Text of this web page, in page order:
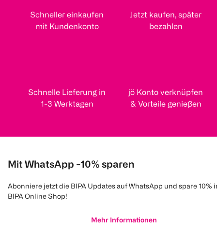
Schneller einkaufen
mit Kundenkonto
Jetzt kaufen, später
bezahlen
Schnelle Lieferung in
1-3 Werktagen
jö Konto verknüpfen
& Vorteile genießen
Mit WhatsApp -10% sparen
Abonniere jetzt die BIPA Updates auf WhatsApp und spare 10%
BIPA Online Shop!
Mehr Informationen